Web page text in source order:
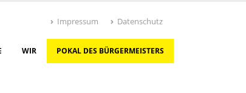
Impressum Datenschutz
WIR POKAL DES BÜRGERMEISTERS